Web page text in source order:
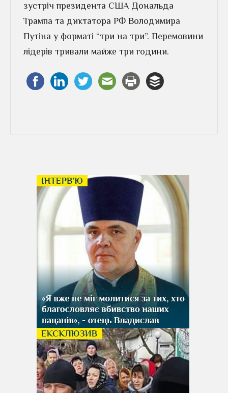
зустріч президента США Дональда
Трампа та диктатора РФ Володимира
Путіна у форматі “три на три”. Перемовини
лідерів тривали майже три години.